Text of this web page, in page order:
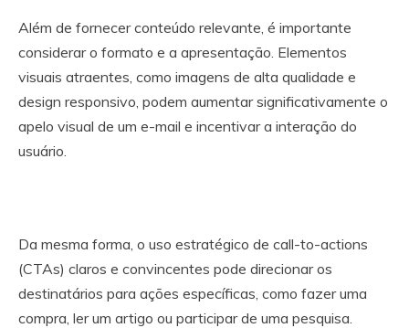
Além de fornecer conteúdo relevante, é importante
considerar o formato e a apresentação. Elementos
visuais atraentes, como imagens de alta qualidade e
design responsivo, podem aumentar significativamente o
apelo visual de um e-mail e incentivar a interação do
usuário.
Da mesma forma, o uso estratégico de call-to-actions
(CTAs) claros e convincentes pode direcionar os
destinatários para ações específicas, como fazer uma
compra, ler um artigo ou participar de uma pesquisa.